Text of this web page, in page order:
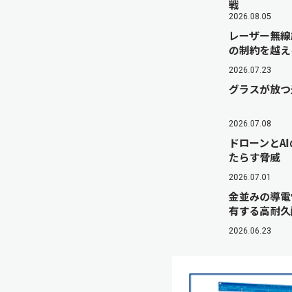
戦
2026.08.05
レーザー無
の制約を越え
2026.07.23
グラスが放
2026.07.08
ドローンと
たらす脅威
2026.07.01
金並みの導
有する高耐
2026.06.23